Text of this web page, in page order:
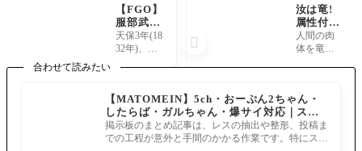
合わせて読みたい
【MATOMEIN】5ch・おーぷん2ちゃん・
したらば・ガルちゃん・爆サイ対応｜スマ
ホでまとめ記事を作れるアプリ FGOのまと
め記事ができるまで
掲示板のまとめ記事は、レスの抽出や整形、投稿ま
での工程が意外と手間のかかる作業です。特にスマ
【FGO】
服部武雄
ってどん
な英霊？
でもあ
り、新撰
組中一二
を争う剣
天保3年(18
32年)、播
難録稿」
他には奸
臣を斬っ
て出奔し
汝は竜!
属性付与
を行える
のは未だ
人〜FG
O〜設定
がエグす
ぎる件
人間の肉
体を竜に
怖すぎる
んだよな
ぁ汝は竜
概念だけ
